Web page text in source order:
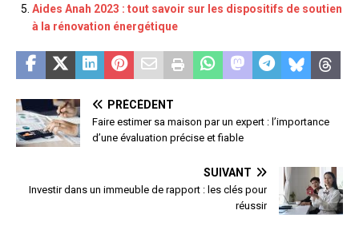
Aides Anah 2023 : tout savoir sur les dispositifs de soutien
à la rénovation énergétique
PRÉCÉDENT
Faire estimer sa maison par un expert : l’importance
d’une évaluation précise et fiable
SUIVANT
Investir dans un immeuble de rapport : les clés pour
réussir